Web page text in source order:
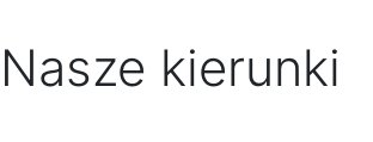
Nasze kierunki